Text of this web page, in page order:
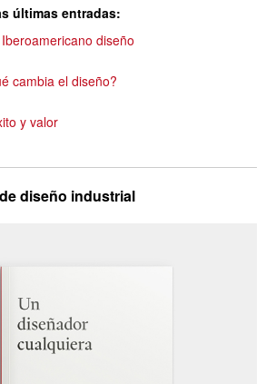
últimas entradas:
diseño
cambia el diseño?
y valor
diseño industrial